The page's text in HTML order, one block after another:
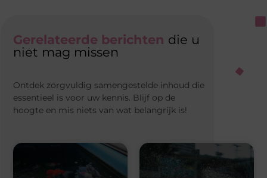
Gerelateerde berichten die u
niet mag missen
Ontdek zorgvuldig samengestelde inhoud die
essentieel is voor uw kennis. Blijf op de
hoogte en mis niets van wat belangrijk is!